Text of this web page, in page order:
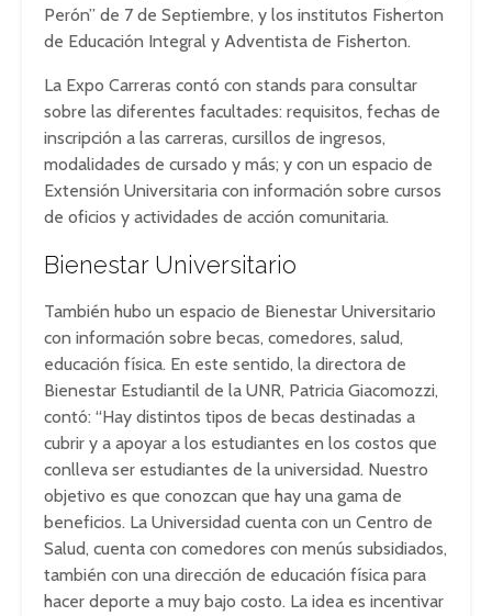
Perón” de 7 de Septiembre, y los institutos Fisherton
de Educación Integral y Adventista de Fisherton.
La Expo Carreras contó con stands para consultar
sobre las diferentes facultades: requisitos, fechas de
inscripción a las carreras, cursillos de ingresos,
modalidades de cursado y más; y con un espacio de
Extensión Universitaria con información sobre cursos
de oficios y actividades de acción comunitaria.
Bienestar Universitario
También hubo un espacio de Bienestar Universitario
con información sobre becas, comedores, salud,
educación física. En este sentido, la directora de
Bienestar Estudiantil de la UNR, Patricia Giacomozzi,
contó: “Hay distintos tipos de becas destinadas a
cubrir y a apoyar a los estudiantes en los costos que
conlleva ser estudiantes de la universidad. Nuestro
objetivo es que conozcan que hay una gama de
beneficios. La Universidad cuenta con un Centro de
Salud, cuenta con comedores con menús subsidiados,
también con una dirección de educación física para
hacer deporte a muy bajo costo. La idea es incentivar